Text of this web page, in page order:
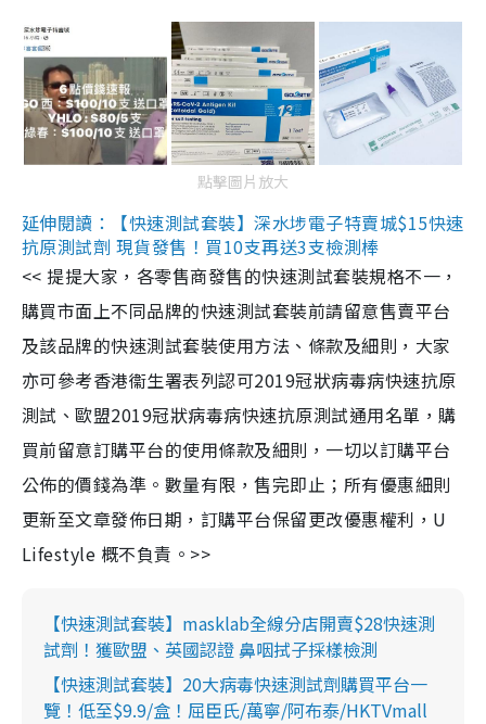
點擊圖片放大
延伸閱讀：【快速測試套裝】深水埗電子特賣城$15快速
抗原測試劑 現貨發售！買10支再送3支檢測棒
<< 提提大家，各零售商發售的快速測試套裝規格不一，
購買市面上不同品牌的快速測試套裝前請留意售賣平台
及該品牌的快速測試套裝使用方法、條款及細則，大家
亦可參考香港衞生署表列認可2019冠狀病毒病快速抗原
測試、歐盟2019冠狀病毒病快速抗原測試通用名單，購
買前留意訂購平台的使用條款及細則，一切以訂購平台
公佈的價錢為準。數量有限，售完即止；所有優惠細則
更新至文章發佈日期，訂購平台保留更改優惠權利，U
Lifestyle 概不負責。>>
【快速測試套裝】masklab全線分店開賣$28快速測
試劑！獲歐盟、英國認證 鼻咽拭子採樣檢測
【快速測試套裝】20大病毒快速測試劑購買平台一
覽！低至$9.9/盒！屈臣氏/萬寧/阿布泰/HKTVmall